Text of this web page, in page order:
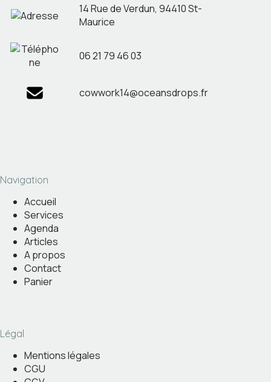
14 Rue de Verdun, 94410 St-
Maurice
06 21 79 46 03
cowwork14@oceansdrops.fr
Navigation
Accueil
Services
Agenda
Articles
A propos
Contact
Panier
Légal
Mentions légales
CGU